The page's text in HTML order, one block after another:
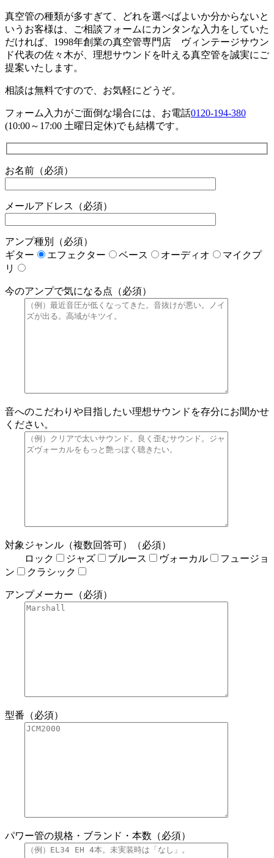
真空管の種類が多すぎて、どれを選べばよいか分からないと
いうお客様は、ご相談フォームにカンタンな入力をしていた
だければ、1998年創業の真空管専門店 ヴィンテージサウン
ド代表の佐々木が、理想サウンドを叶える真空管を誠実にご
提案いたします。
相談は無料ですので、お気軽にどうぞ。
フォーム入力がご面倒な場合には、お電話0120-194-380
(10:00～17:00 土曜日定休)でも結構です。
お名前（必須）
メールアドレス（必須）
アンプ種別（必須）
ギター
エフェクター ベース オーディオ
マイクプ
リ
今のアンプで気になる点（必須）
音へのこだわりや目指したい理想サウンドを存分にお聞かせ
ください。
対象ジャンル（複数回答可）（必須）
ロック
ジャズ ブルース ヴォーカル
フュージョ
ン
クラシック
アンプメーカー（必須）
型番（必須）
パワー管の規格・ブランド・本数（必須）